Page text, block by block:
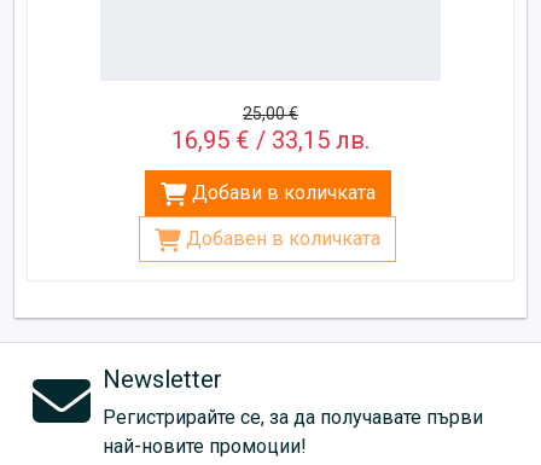
25,00 €
16,95 € / 33,15 лв.
Добави в количката
Добавен в количката
Newsletter
Регистрирайте се, за да получавате първи
най-новите промоции!